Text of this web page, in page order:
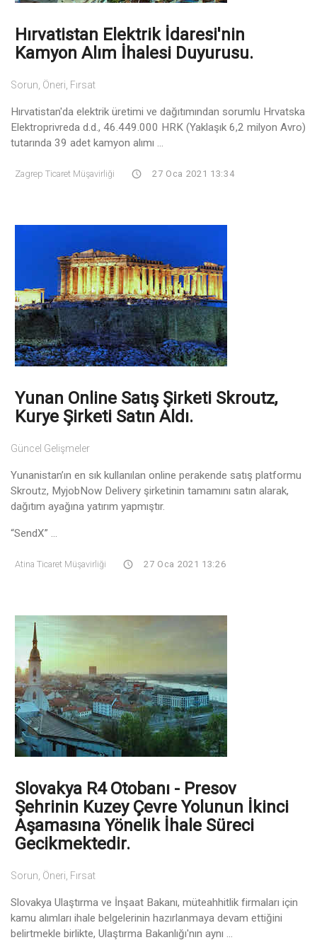
Hırvatistan Elektrik İdaresi'nin
Kamyon Alım İhalesi Duyurusu.
Sorun, Öneri, Fırsat
Hırvatistan'da elektrik üretimi ve dağıtımından sorumlu Hrvatska
Elektroprivreda d.d., 46.449.000 HRK (Yaklaşık 6,2 milyon Avro)
tutarında 39 adet kamyon alımı ...
Zagrep Ticaret Müşavirliği 27 Oca 2021 13:34
Yunan Online Satış Şirketi Skroutz,
Kurye Şirketi Satın Aldı.
Güncel Gelişmeler
Yunanistan’ın en sık kullanılan online perakende satış platformu
Skroutz, MyjobNow Delivery şirketinin tamamını satın alarak,
dağıtım ayağına yatırım yapmıştır.
“SendX” ...
Atina Ticaret Müşavirliği 27 Oca 2021 13:26
Slovakya R4 Otobanı - Presov
Şehrinin Kuzey Çevre Yolunun İkinci
Aşamasına Yönelik İhale Süreci
Gecikmektedir.
Sorun, Öneri, Fırsat
Slovakya Ulaştırma ve İnşaat Bakanı, müteahhitlik firmaları için
kamu alımları ihale belgelerinin hazırlanmaya devam ettiğini
belirtmekle birlikte, Ulaştırma Bakanlığı'nın aynı ...